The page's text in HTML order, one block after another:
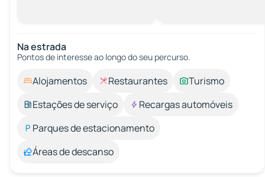
Na estrada
Pontos de interesse ao longo do seu percurso.
Alojamentos Restaurantes
Turismo
Estações de serviço
Recargas automóveis
Parques de estacionamento
Áreas de descanso